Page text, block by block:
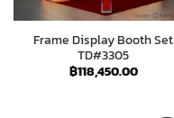
Frame Display Booth Set
TD#3305
฿118,450.00